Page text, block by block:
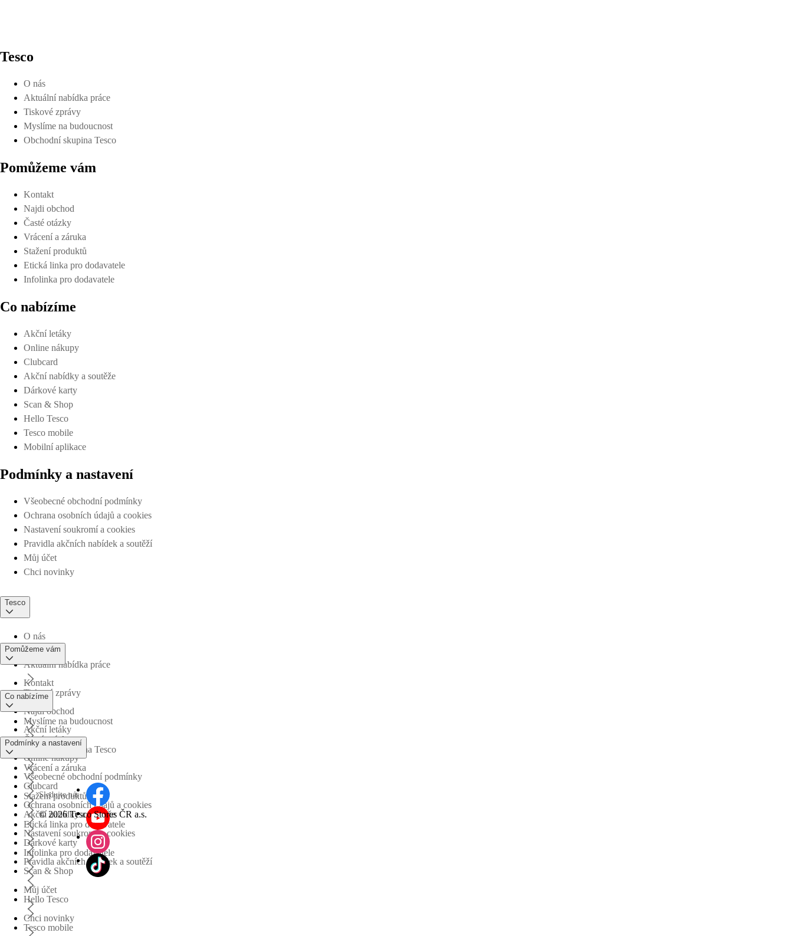
Tesco
O nás
Aktuální nabídka práce
Tiskové zprávy
Myslíme na budoucnost
Obchodní skupina Tesco
Pomůžeme vám
Kontakt
Najdi obchod
Časté otázky
Vrácení a záruka
Stažení produktů
Etická linka pro dodavatele
Infolinka pro dodavatele
Co nabízíme
Akční letáky
Online nákupy
Clubcard
Akční nabídky a soutěže
Dárkové karty
Scan & Shop
Hello Tesco
Tesco mobile
Mobilní aplikace
Podmínky a nastavení
Všeobecné obchodní podmínky
Ochrana osobních údajů a cookies
Nastavení soukromí a cookies
Pravidla akčních nabídek a soutěží
Můj účet
Chci novinky
Tesco
O nás
Aktuální nabídka práce
Tiskové zprávy
Myslíme na budoucnost
Obchodní skupina Tesco
Pomůžeme vám
Kontakt
Najdi obchod
Časté otázky
Vrácení a záruka
Stažení produktů
Etická linka pro dodavatele
Infolinka pro dodavatele
Co nabízíme
Akční letáky
Online nákupy
Clubcard
Akční nabídky a soutěže
Dárkové karty
Scan & Shop
Hello Tesco
Tesco mobile
Podmínky a nastavení
Všeobecné obchodní podmínky
Ochrana osobních údajů a cookies
Nastavení soukromí a cookies
Pravidla akčních nabídek a soutěží
Můj účet
Chci novinky
Sledujte nás
© 2026 Tesco Stores ČR a.s.